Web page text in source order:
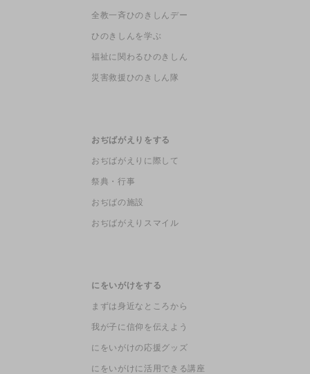
全教一斉ひのきしんデー
ひのきしんを学ぶ
福祉に関わるひのきしん
災害救援ひのきしん隊
おぢばがえりをする
おぢばがえりに際して
祭典・行事
おぢばの施設
おぢばがえりスマイル
にをいがけをする
まずは身近なところから
我が子に信仰を伝えよう
にをいがけの応援グッズ
にをいがけに活用できる講座